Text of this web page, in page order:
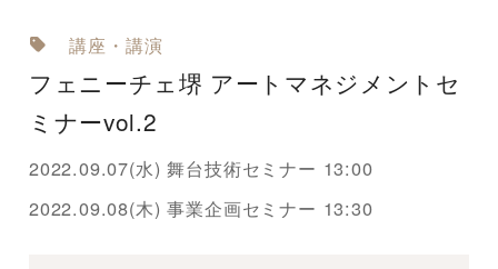
講座・講演
フェニーチェ堺 アートマネジメントセ
ミナーvol.2
2022.09.07(水) 舞台技術セミナー 13:00
2022.09.08(木) 事業企画セミナー 13:30